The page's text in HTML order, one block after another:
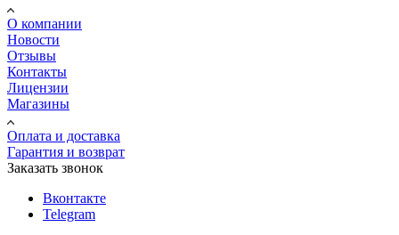
О компании
Новости
Отзывы
Контакты
Лицензии
Магазины
Оплата и доставка
Гарантия и возврат
Заказать звонок
Вконтакте
Telegram